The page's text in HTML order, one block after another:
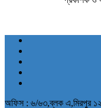
অফিস : ৬/৬৩,ব্লক এ,মিরপুর